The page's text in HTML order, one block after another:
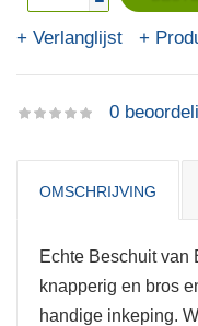
Verlanglijst
0
OMSCHRIJVING
Echte Beschuit van
knapperig en bros
handige inkeping.